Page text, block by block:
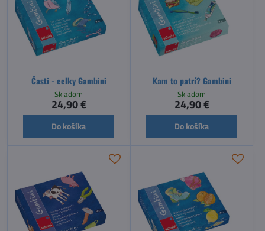
Časti - celky Gambini
Skladom
24,90 €
Do košíka
Kam to patrí? Gambini
Skladom
24,90 €
Do košíka